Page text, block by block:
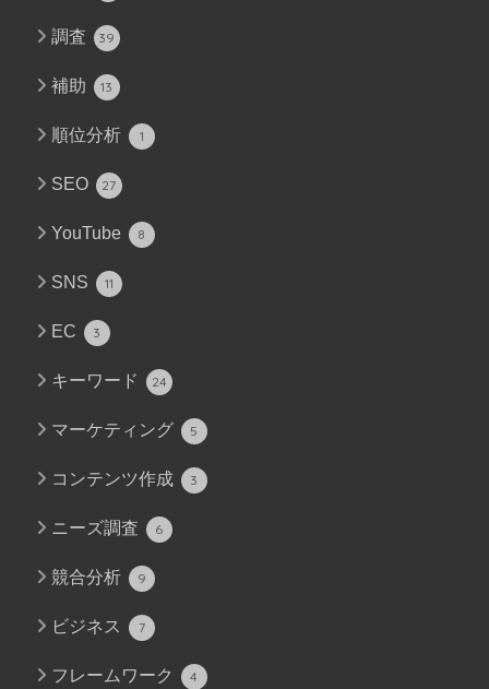
調査 39
補助 13
順位分析 1
SEO 27
YouTube 8
SNS 11
EC 3
キーワード 24
マーケティング 5
コンテンツ作成 3
ニーズ調査 6
競合分析 9
ビジネス 7
フレームワーク 4